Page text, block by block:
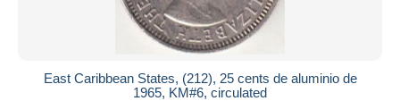
East Caribbean States, (212), 25 cents de aluminio de
1965, KM#6, circulated